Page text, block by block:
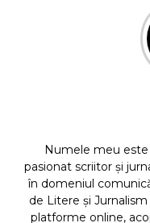
Numele meu
pasionat scriitor și
în domeniul
de Litere și
platforme online,